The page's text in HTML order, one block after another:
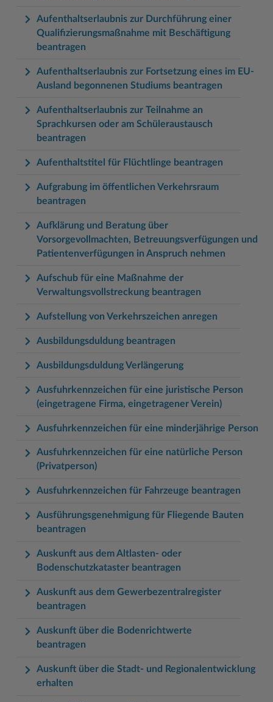
Aufenthaltserlaubnis zur Durchführung einer
Qualifizierungsmaßnahme mit Beschäftigung
beantragen
Aufenthaltserlaubnis zur Fortsetzung eines im EU-
Ausland begonnenen Studiums beantragen
Aufenthaltserlaubnis zur Teilnahme an
Sprachkursen oder am Schüleraustausch
beantragen
Aufenthaltstitel für Flüchtlinge beantragen
Aufgrabung im öffentlichen Verkehrsraum
beantragen
Aufklärung und Beratung über
Vorsorgevollmachten, Betreuungsverfügungen und
Patientenverfügungen in Anspruch nehmen
Aufschub für eine Maßnahme der
Verwaltungsvollstreckung beantragen
Aufstellung von Verkehrszeichen anregen
Ausbildungsduldung beantragen
Ausbildungsduldung Verlängerung
Ausfuhrkennzeichen für eine juristische Person
(eingetragene Firma, eingetragener Verein)
Ausfuhrkennzeichen für eine minderjährige Person
Ausfuhrkennzeichen für eine natürliche Person
(Privatperson)
Ausfuhrkennzeichen für Fahrzeuge beantragen
Ausführungsgenehmigung für Fliegende Bauten
beantragen
Auskunft aus dem Altlasten- oder
Bodenschutzkataster beantragen
Auskunft aus dem Gewerbezentralregister
beantragen
Auskunft über die Bodenrichtwerte
beantragen
Auskunft über die Stadt- und Regionalentwicklung
erhalten